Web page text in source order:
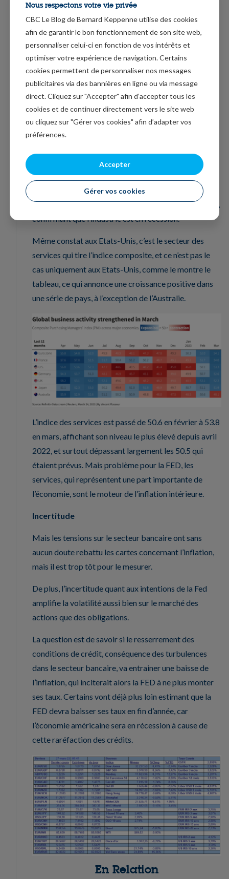
atteint un niveau record de 54.1 en mars, contre 52 en
février, ce qui fait dire à Chris Williamson, économiste
en chef chez S&P Global, « l’économie de la zone euro
montre de nouveaux signes de vie à l’aube du
printemps. L’enquête est cohérente avec une
croissance du PIB de 0.3 % au premier trimestre,
s’accélérant à un taux équivalent de 0.5 % pour le seul
mois de mars ». Bon, on est d’accord, en regardant
tomber la pluie toute la journée d’hier on ne peut pas
dire qu’on avait le sentiment d’être à l’aube du
printemps.
Si l’indice des services a dépassé les attentes en
France, en Allemagne et en zone euro, en revanche,
celui des industries a reculé plus fortement qu’attendu,
confirmant que l’industrie est en récession.
Même constat aux Etats-Unis, c’est le secteur des
services qui tire l’indice composite, et ce n’est pas le
cas uniquement aux Etats-Unis, comme le montre le
tableau, ce qui annonce une croissance positive dans
une série de pays, à l’exception de l’Australie.
L’indice des services est passé de 50.6 en février à 53.8
en mars, affichant son niveau le plus élevé depuis avril
2022, et surtout dépassant largement les 50.5 qui
étaient prévus. Mais problème pour la FED, les
services, qui représentent une part importante de
l’économie, sont le moteur de l’inflation intérieure.
Incertitude
Mais les tensions sur le secteur bancaire ont sans
aucun doute rebattu les cartes concernant l’inflation,
mais il est trop tôt pour le mesurer.
De plus, l’incertitude quant aux intentions de la Fed
amplifie la volatilité aussi bien sur le marché des
actions que des obligations.
La question est de savoir si le resserrement des
conditions de crédit, conséquence des turbulences
dans le secteur bancaire, va entrainer une baisse de
l’inflation, qui inciterait alors la FED à ne plus monter
ses taux. Certains vont déjà plus loin estimant que la
FED devra baisser ses taux en fin d’année, car
l’économie américaine sera en récession à cause de
cette raréfaction des crédits.
En Relation
Nous respectons votre vie privée
CBC Le Blog de Bernard Keppenne utilise des cookies
afin de garantir le bon fonctionnement de son site web,
personnaliser celui-ci en fonction de vos intérêts et
optimiser votre expérience de navigation. Certains
cookies permettent de personnaliser nos messages
publicitaires via des bannières en ligne ou via message
direct. Cliquez sur "Accepter" afin d’accepter tous les
cookies et de continuer directement vers le site web
ou cliquez sur "Gérer vos cookies" afin d’adapter vos
préférences.
Accepter
Gérer vos cookies